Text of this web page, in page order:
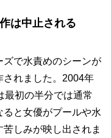
は中止される
ズで水責めのシーンが
されました。2004年
最初の半分では通常
と女優がプールや水
しみが映し出されま